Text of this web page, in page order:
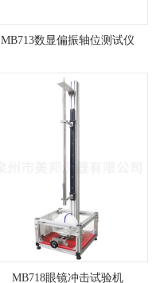
MB713数显偏振轴位测试仪
MB718眼镜冲击试验机